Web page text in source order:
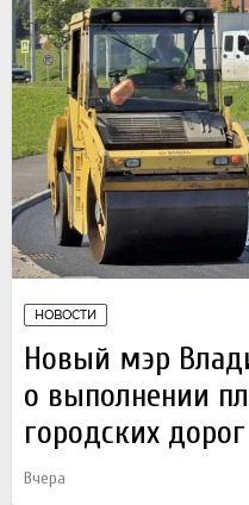
НОВОСТИ
Новый мэр
о выполнении
городских дорог
Вчера